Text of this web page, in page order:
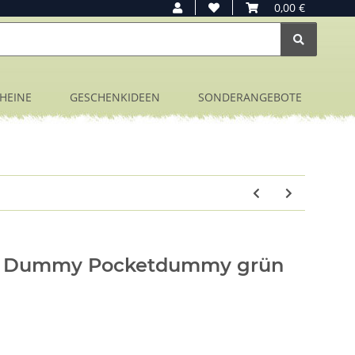
0,00 €
GESCHENKIDEEN SONDERANGEBOTE
Pocketdummy grün